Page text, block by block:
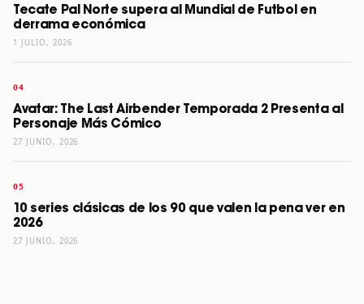
Tecate Pal Norte supera al Mundial de Futbol en
derrama económica
1 JULIO, 2026
Avatar: The Last Airbender Temporada 2 Presenta al
Personaje Más Cómico
27 JUNIO, 2026
10 series clásicas de los 90 que valen la pena ver en
2026
27 JUNIO, 2026